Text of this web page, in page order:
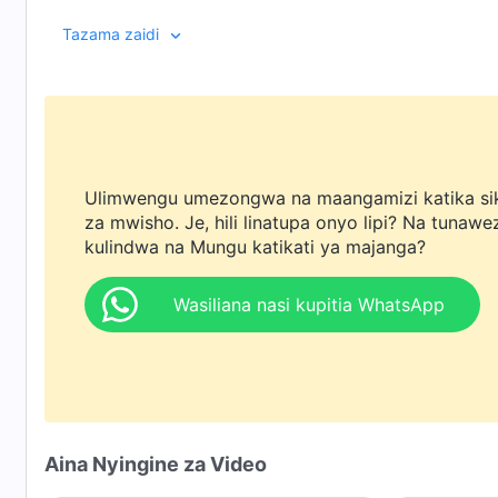
na ndugu zake, wakimtegemea Mungu, je,
Tazama zaidi
Ulimwengu umezongwa na maangamizi katika
za mwisho. Je, hili linatupa onyo lipi? Na
kulindwa na Mungu katikati ya majanga?
Wasiliana nasi kupitia WhatsApp
Aina Nyingine za Video